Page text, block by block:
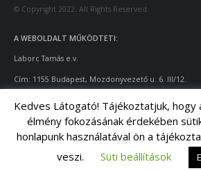
© Copyright 2022. All Rights Reserved.
A WEBOLDALT MŰKÖDTETI:
Laborc Tamás e.v.
Cím: 1155 Budapest, Mozdonyvezető u. 6. III/12.
Telefon: +36-70/428-9643
Email: info@fromwood.hu
Kedves Látogató! Tájékoztatjuk, hogy
élmény fokozásának érdekében
honlapunk használatával ön a
veszi.
Süti beállítások